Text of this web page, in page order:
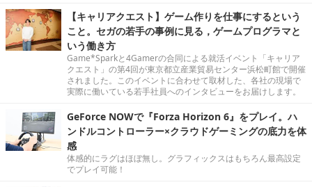
【キャリアクエスト】ゲーム作りを仕事にするという
こと。セガの若手の事例に見る，ゲームプログラマと
いう働き方
Game*Sparkと4Gamerの合同による就活イベント「キャリア
クエスト」の第4回が東京都立産業貿易センター浜松町館で開催
されました。このイベントに合わせて取材した、各社の現場で
実際に働いている若手社員へのインタビューをお届けします。
GeForce NOWで『Forza Horizon 6』をプレイ。ハ
ンドルコントローラー×クラウドゲーミングの底力を体
感
体感的にラグはほぼ無し。グラフィックスはもちろん最高設定
でプレイ可能！